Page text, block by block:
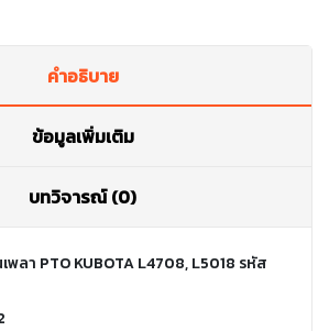
คำอธิบาย
ข้อมูลเพิ่มเติม
บทวิจารณ์ (0)
ลา PTO KUBOTA L4708, L5018 รหัส